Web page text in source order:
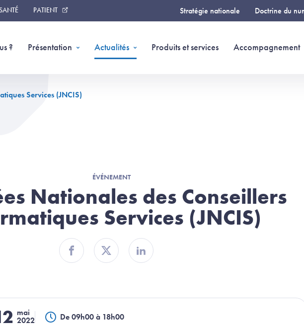
PATIENT Stratégie nationale Doctrine du
? Présentation Actualités Produits et services Accompagnement
Services (JNCIS)
ÉVÉNEMENT
Nationales des Conseillers
Services (JNCIS)
Partager sur Facebook
Partager sur TwitterPartager sur Linkedin
mai
2022 De 09h00 à 18h00